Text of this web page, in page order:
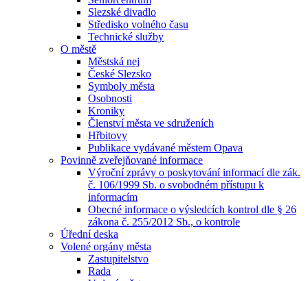
Slezské divadlo
Středisko volného času
Technické služby
O městě
Městská nej
České Slezsko
Symboly města
Osobnosti
Kroniky
Členství města ve sdruženích
Hřbitovy
Publikace vydávané městem Opava
Povinně zveřejňované informace
Výroční zprávy o poskytování informací dle zák.
č. 106/1999 Sb. o svobodném přístupu k
informacím
Obecné informace o výsledcích kontrol dle § 26
zákona č. 255/2012 Sb., o kontrole
Úřední deska
Volené orgány města
Zastupitelstvo
Rada